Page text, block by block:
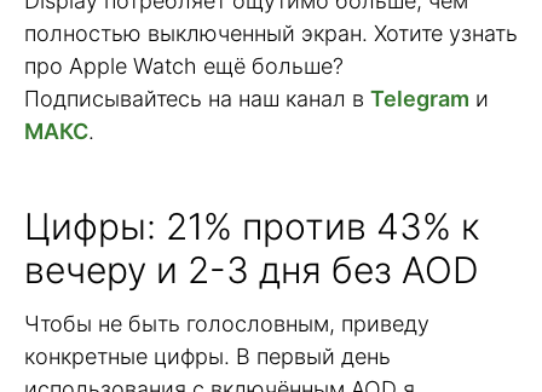
полностью выключенный экран. Хотите узнать
про Apple Watch ещё больше?
Подписывайтесь на наш канал в Telegram и
МАКС.
Цифры: 21% против 43% к
вечеру и 2-3 дня без AOD
Чтобы не быть голословным, приведу
конкретные цифры. В первый день